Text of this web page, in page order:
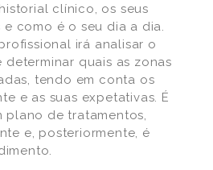
clínico, os seus
como é o seu dia a dia.
irá analisar o
quais as zonas
tendo em conta os
e as suas expetativas. É
plano de tratamentos,
e, posteriormente, é